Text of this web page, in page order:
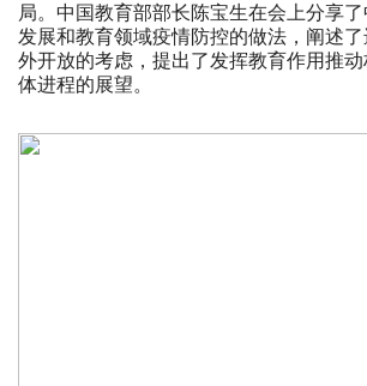
局。中国教育部部长陈宝生在会上分享
发展和教育领域疫情防控的做法，阐述
外开放的考虑，提出了发挥教育作用推
体进程的展望。